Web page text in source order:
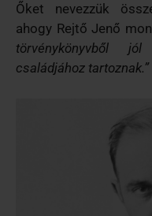
Őket nevezzük
ahogy Rejtő Jenő
törvénykönyvből
családjához tartoznak.”